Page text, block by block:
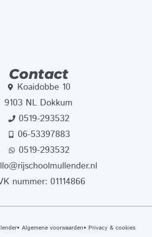
Contact
Koaidobbe 10
9103 NL Dokkum
0519-293532
06-53397883
0519-293532
nummer: 01114866
Algemene voorwaarden Privacy & cookies